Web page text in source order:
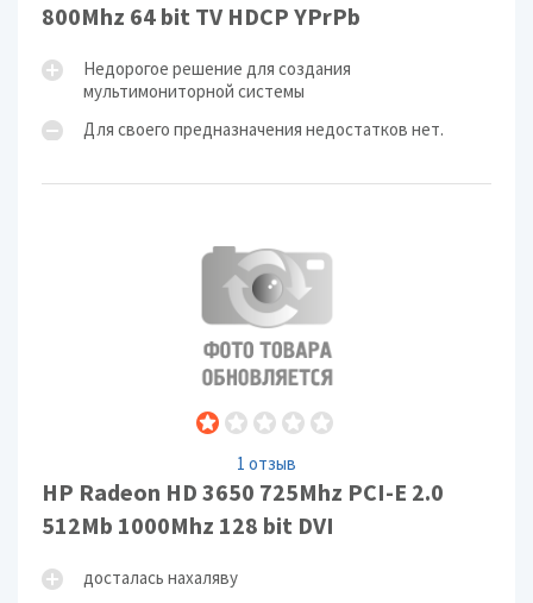
800Mhz 64 bit TV HDCP YPrPb
Недорогое решение для создания
мультимониторной системы
Для своего предназначения недостатков нет.
1 отзыв
HP Radeon HD 3650 725Mhz PCI-E 2.0
512Mb 1000Mhz 128 bit DVI
досталась нахаляву